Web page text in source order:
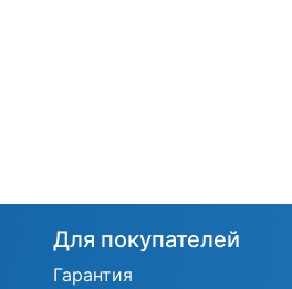
Для покупателей
Гарантия